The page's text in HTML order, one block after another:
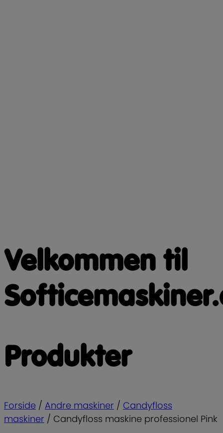
Velkommen til
Produkter
Forside / Andre maskiner / Candyfloss
maskiner / Candyfloss maskine professionel Pink